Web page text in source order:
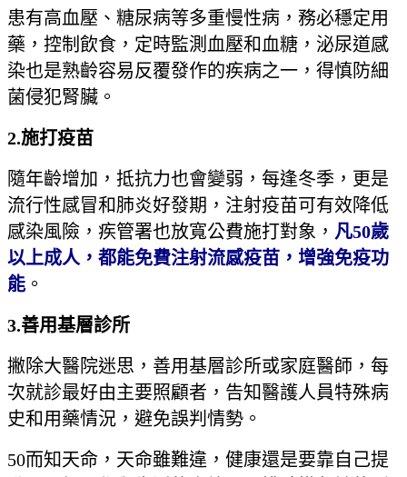
患有高血壓、糖尿病等多重慢性病，務必穩定用
藥，控制飲食，定時監測血壓和血糖，泌尿道感
染也是熟齡容易反覆發作的疾病之一，得慎防細
菌侵犯腎臟。
2.施打疫苗
隨年齡增加，抵抗力也會變弱，每逢冬季，更是
流行性感冒和肺炎好發期，注射疫苗可有效降低
感染風險，疾管署也放寬公費施打對象， 凡50歲
以上成人，都能免費注射流感疫苗，增強免疫功
能。
3.善用基層診所
撇除大醫院迷思，善用基層診所或家庭醫師，每
次就診最好由主要照顧者，告知醫護人員特殊病
史和用藥情況，避免誤判情勢。
50而知天命，天命雖難違，健康還是要靠自己提